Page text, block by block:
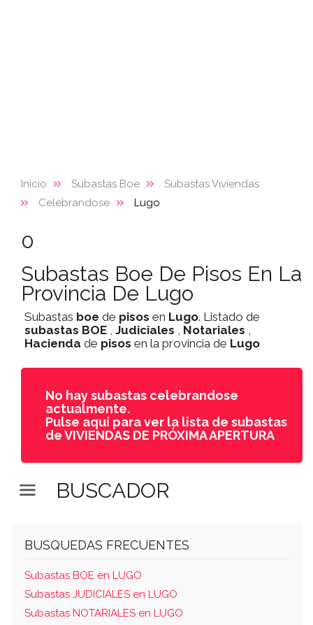
Inicio Subastas Boe
Subastas Viviendas
Celebrandose
Lugo
0
Subastas Boe De Pisos En La
Provincia De Lugo
Subastas boe de pisos en Lugo. Listado de
subastas BOE , Judiciales , Notariales ,
Hacienda de pisos en la provincia de Lugo
No hay subastas celebrandose
actualmente.
Pulse aquí para ver la lista de subastas
de VIVIENDAS DE PRÓXIMA APERTURA
BUSCADOR
BUSQUEDAS FRECUENTES
Subastas BOE en LUGO
Subastas JUDICIALES en LUGO
Subastas NOTARIALES en LUGO